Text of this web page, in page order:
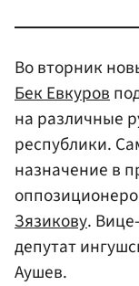
Во вторник
Бек Евкуров
на различные
республики.
назначение в
Зязикову.
депутат
Аушев.